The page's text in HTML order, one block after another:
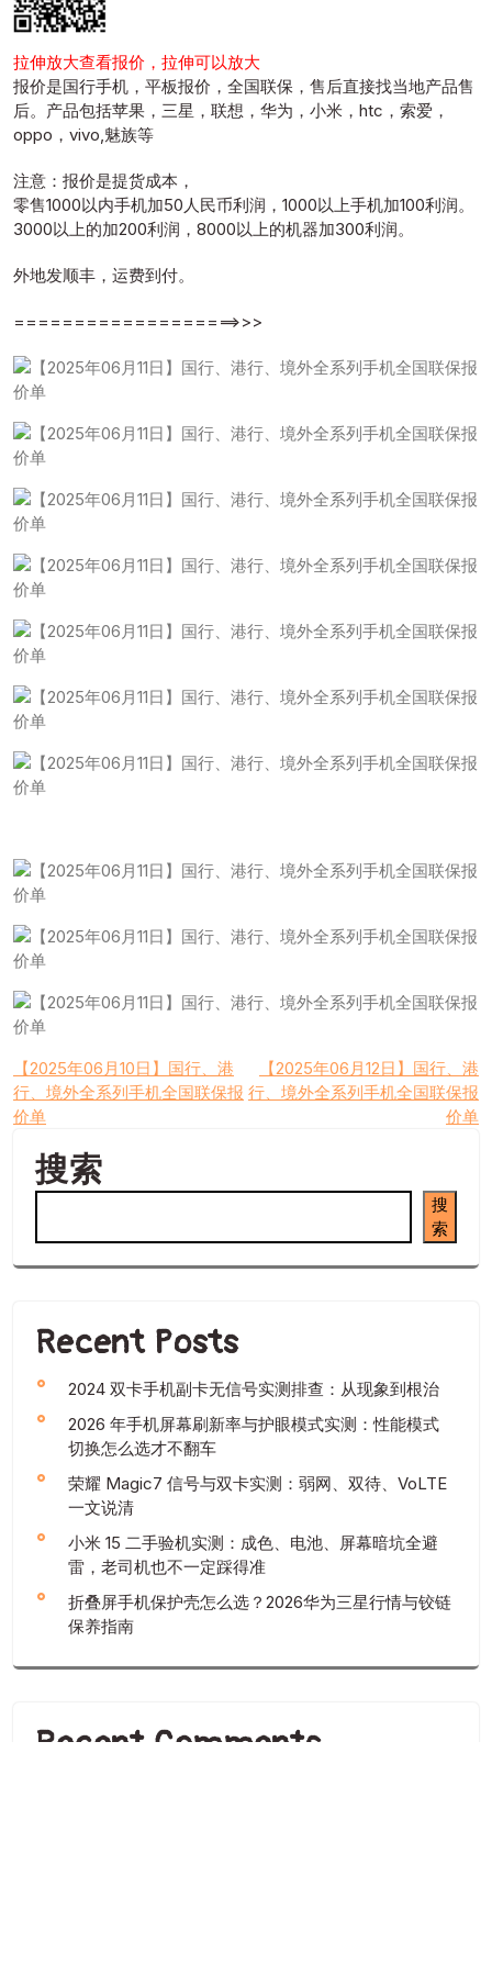
拉伸放大查看报价，拉伸可以放大
报价是国行手机，平板报价，全国联保，售后直接找当地产品售
后。产品包括苹果，三星，联想，华为，小米，htc，索爱，
oppo，vivo,魅族等
注意：报价是提货成本，
零售1000以内手机加50人民币利润，1000以上手机加100利润。
3000以上的加200利润，8000以上的机器加300利润。
外地发顺丰，运费到付。
===================>>>
文
章
导
航
【2025年06月10日】国行、港
行、境外全系列手机全国联保报
价单
【2025年06月12日】国行、港
行、境外全系列手机全国联保报
价单
搜索
搜
索
Recent Posts
2024 双卡手机副卡无信号实测排查：从现象到根治
2026 年手机屏幕刷新率与护眼模式实测：性能模式
切换怎么选才不翻车
荣耀 Magic7 信号与双卡实测：弱网、双待、VoLTE
一文说清
小米 15 二手验机实测：成色、电池、屏幕暗坑全避
雷，老司机也不一定踩得准
折叠屏手机保护壳怎么选？2026华为三星行情与铰链
保养指南
Recent Comments